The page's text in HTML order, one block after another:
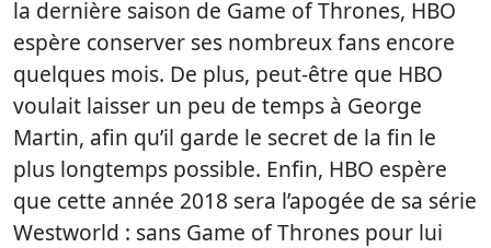
la dernière saison de Game of Thrones, HBO
espère conserver ses nombreux fans encore
quelques mois. De plus, peut-être que HBO
voulait laisser un peu de temps à George
Martin, afin qu’il garde le secret de la fin le
plus longtemps possible. Enfin, HBO espère
que cette année 2018 sera l’apogée de sa série
Westworld : sans Game of Thrones pour lui